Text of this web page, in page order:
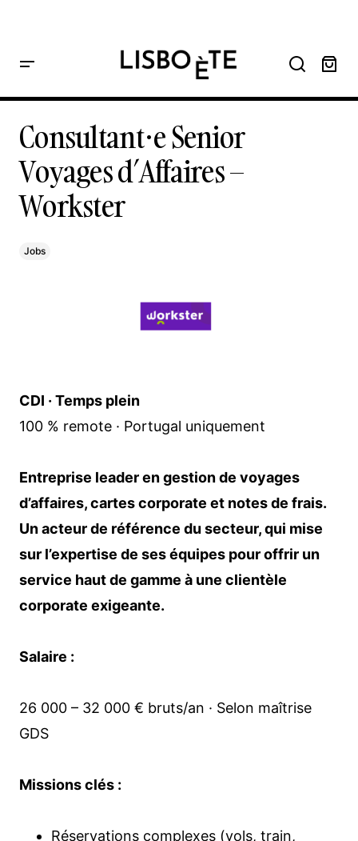
Home Consultant·e Senior Voyages d’Affaires – Workster
Consultant·e Senior
Voyages d’Affaires –
Workster
Jobs
CDI · Temps plein
100 % remote · Portugal uniquement
Entreprise leader en gestion de voyages
d’affaires, cartes corporate et notes de frais.
Un acteur de référence du secteur, qui mise
sur l’expertise de ses équipes pour offrir un
service haut de gamme à une clientèle
corporate exigeante.
Salaire :
26 000 – 32 000 € bruts/an · Selon maîtrise
GDS
Missions clés :
Réservations complexes (vols, train,